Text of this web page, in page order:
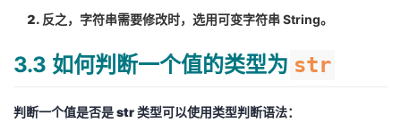
反之，字符串需要修改时，选用可变字符串String。
3.3 如何判断一个值的类型为 str
判断一个值是否是 str 类型可以使用类型判断语法：